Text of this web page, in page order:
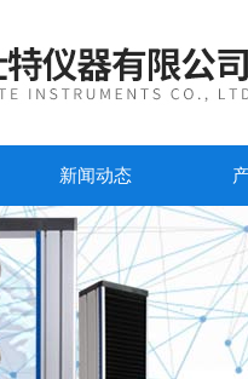
新闻动态